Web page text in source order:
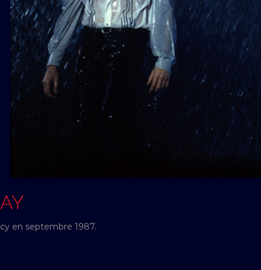
en septembre 1987.